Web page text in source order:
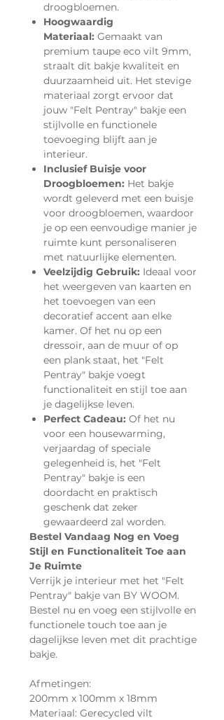
droogbloemen.
Hoogwaardig
Materiaal: Gemaakt van
premium taupe eco vilt 9mm,
straalt dit bakje kwaliteit en
duurzaamheid uit. Het stevige
materiaal zorgt ervoor dat
jouw "Felt Pentray" bakje een
stijlvolle en functionele
toevoeging blijft aan je
interieur.
Inclusief Buisje voor
Droogbloemen: Het bakje
wordt geleverd met een buisje
voor droogbloemen, waardoor
je op een eenvoudige manier je
ruimte kunt personaliseren
met natuurlijke elementen.
Veelzijdig Gebruik: Ideaal voor
het weergeven van kaarten en
het toevoegen van een
decoratief accent aan elke
kamer. Of het nu op een
dressoir, aan de muur of op
een plank staat, het "Felt
Pentray" bakje voegt
functionaliteit en stijl toe aan
je dagelijkse leven.
Perfect Cadeau: Of het nu
voor een housewarming,
verjaardag of speciale
gelegenheid is, het "Felt
Pentray" bakje is een
doordacht en praktisch
geschenk dat zeker
gewaardeerd zal worden.
Bestel Vandaag Nog en Voeg
Stijl en Functionaliteit Toe aan
Je Ruimte
Verrijk je interieur met het "Felt
Pentray" bakje van BY WOOM.
Bestel nu en voeg een stijlvolle en
functionele touch toe aan je
dagelijkse leven met dit prachtige
bakje.
Afmetingen:
200mm x 100mm x 18mm
Materiaal: Gerecycled vilt